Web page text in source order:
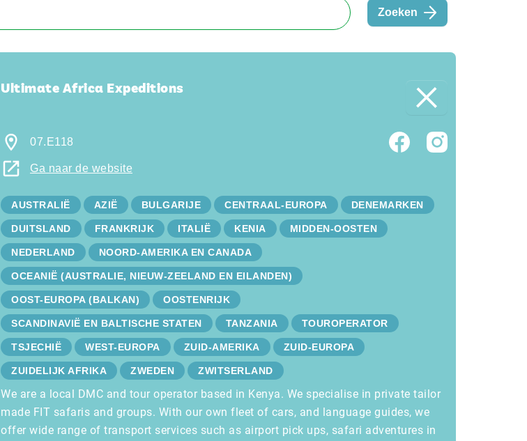
Zoeken
Ultimate Africa Expeditions
07.E118
Ga naar de website
AUSTRALIË AZIË BULGARIJE CENTRAAL-EUROPA DENEMARKEN
DUITSLAND FRANKRIJK ITALIË KENIA MIDDEN-OOSTEN
NEDERLAND NOORD-AMERIKA EN CANADA
OCEANIË (AUSTRALIE, NIEUW-ZEELAND EN EILANDEN)
OOST-EUROPA (BALKAN) OOSTENRIJK
SCANDINAVIË EN BALTISCHE STATEN TANZANIA TOUROPERATOR
TSJECHIË WEST-EUROPA ZUID-AMERIKA ZUID-EUROPA
ZUIDELIJK AFRIKA ZWEDEN ZWITSERLAND
We are a local DMC and tour operator based in Kenya. We specialise in private tailor
made FIT safaris and groups. With our own fleet of cars, and language guides, we
offer wide range of transport services such as airport pick ups, safari adventures in